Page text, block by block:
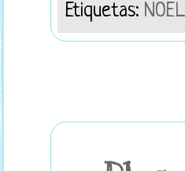
Etiquetas: NOËL